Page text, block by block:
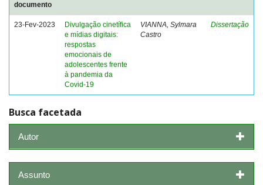
documento
23-Fev-2023
Divulgação cinetífica
e mídias digitais:
respostas
emocionais de
adolescentes frente
à pandemia da
Covid-19
VIANNA, Sylmara
Castro
Dissertação
Busca facetada
Autor
Assunto